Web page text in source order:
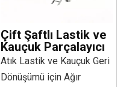
Çift Şaftlı Lastik ve
Kauçuk Parçalayıcı
Atık Lastik ve Kauçuk Geri
Dönüşümü için Ağır